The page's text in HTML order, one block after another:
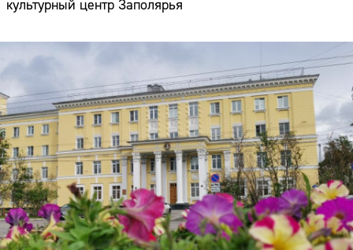
культурный центр Заполярья